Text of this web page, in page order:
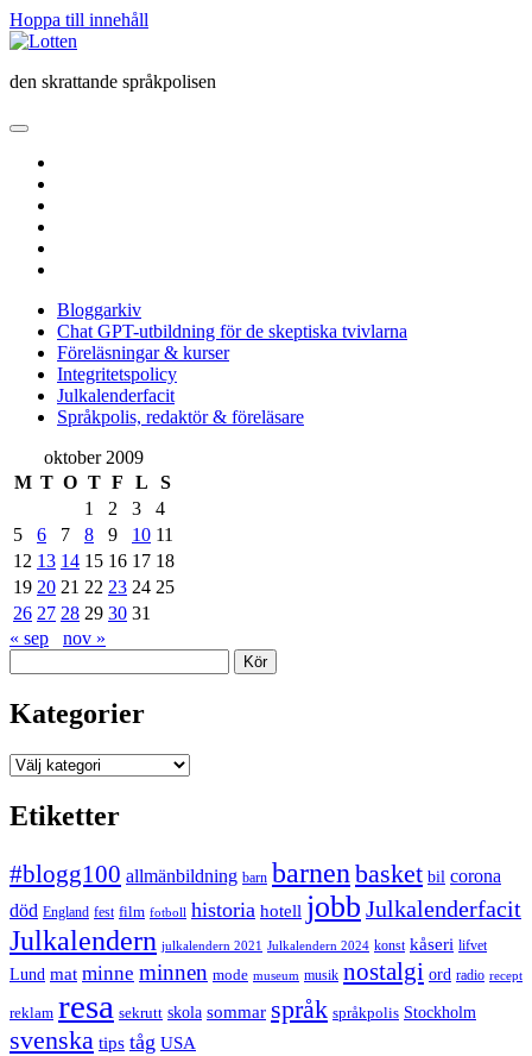
Hoppa till innehåll
Lotten
den skrattande språkpolisen
öppna
meny
Bloggarkiv
Chat GPT-utbildning för de skeptiska tvivlarna
Föreläsningar & kurser
Integritetspolicy
Julkalenderfacit
Språkpolis, redaktör & föreläsare
Sidopanel
oktober 2009
M T O T F L
S
1
2 3
4
5
6 7 8 9 10 11
12 13 14 15 16 17 18
19 20 21 22 23 24 25
26 27 28 29 30 31
« sep
nov »
Kategorier
Kategorier
Etiketter
#blogg100 allmänbildning barn barnen basket bil corona
död England fest film fotboll historia hotell jobb Julkalenderfacit
Julkalendern julkalendern 2021 Julkalendern 2024 konst kåseri lifvet
Lund mat minne minnen mode museum musik nostalgi ord radio recept
reklam resa sekrutt skola sommar språk språkpolis Stockholm
svenska tips tåg USA